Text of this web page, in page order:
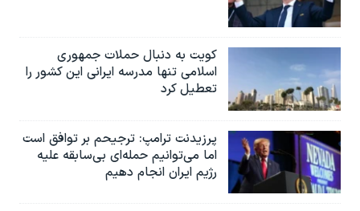
کویت به دنبال حملات جمهوری
اسلامی تنها مدرسه ایرانی این کشور را
تعطیل کرد
پرزیدنت ترامپ: ترجیحم بر توافق است
اما می‌توانیم حمله‌ای بی‌سابقه علیه
رژیم ایران انجام دهیم